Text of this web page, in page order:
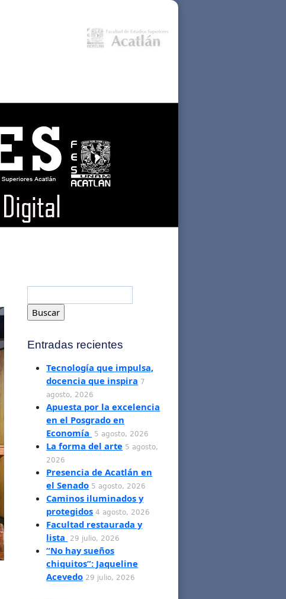
Entradas recientes
Tecnología que impulsa,
docencia que inspira 7
agosto, 2026
Apuesta por la excelencia
en el Posgrado en
Economía
5 agosto, 2026
La forma del arte 5 agosto,
2026
Presencia de Acatlán en
el Senado 5 agosto, 2026
Caminos iluminados y
protegidos 4 agosto, 2026
Facultad restaurada y
lista
29 julio, 2026
“No hay sueños
chiquitos”: Jaqueline
Acevedo 29 julio, 2026